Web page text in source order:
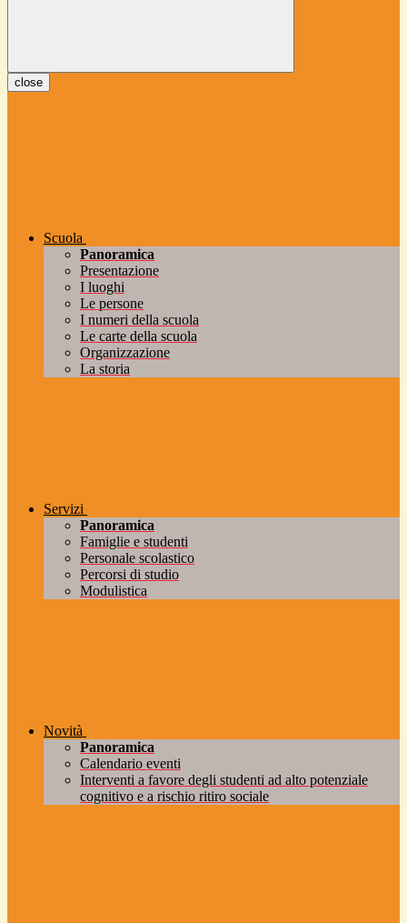
close
Scuola
Panoramica
Presentazione
I luoghi
Le persone
I numeri della scuola
Le carte della scuola
Organizzazione
La storia
Servizi
Panoramica
Famiglie e studenti
Personale scolastico
Percorsi di studio
Modulistica
Novità
Panoramica
Calendario eventi
Interventi a favore degli studenti ad alto potenziale
cognitivo e a rischio ritiro sociale